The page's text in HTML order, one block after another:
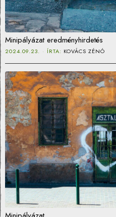
Minipályázat eredményhirdetés
2024.09.23. ÍRTA: KOVÁCS ZÉNÓ